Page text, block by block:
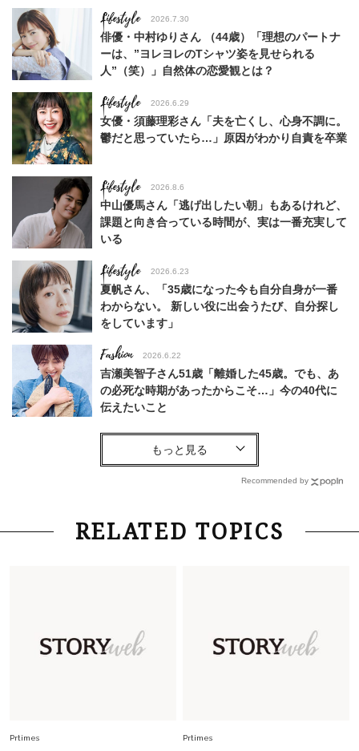
Lifestyle 2026.7.30
俳優・中村ゆりさん （44歳）「理想のパートナ
ーは、”ヨレヨレのTシャツ姿を見せられる
人”（笑）」自然体の恋愛観とは？
Lifestyle 2026.6.29
女優・須藤理彩さん「夫を亡くし、心身不調に。
鬱だと思っていたら…」原因がわかり自責を卒業
Lifestyle 2026.8.6
中山優馬さん「逃げ出したい朝」もあるけれど、
課題と向き合っている時間が、実は一番充実して
いる
Lifestyle 2026.6.23
夏帆さん、「35歳になった今も自分自身が一番
わからない。 新しい役に出会うたび、自分探し
をしています」
Fashion 2026.6.22
吉瀬美智子さん51歳「離婚した45歳。でも、あ
の必死な時期があったからこそ…」今の40代に
伝えたいこと
Fashion
【40代コンサバ派】白Tシャツは「パール×ゴー
Lifestyle 2026.7.29
「お若いですね」は褒め言葉？“若い＝美しい”と
慣！「金運アップ→トイレ、じゃあ底上げ運
は？」
Recommended by
RELATED TOPICS
Prtimes Prtimes